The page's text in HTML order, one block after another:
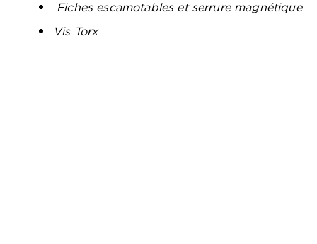
Fiches escamotables et serrure magnétique
Vis Torx